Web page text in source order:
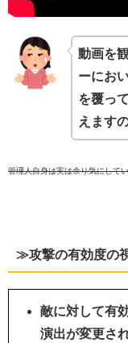
動画を
ーにお
を覆っ
えます
管理人自身は実は余り気にして
≫攻撃の有効度の
敵に対して有
演出が変更さ